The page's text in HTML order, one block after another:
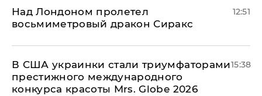
Над Лондоном пролетел
восьмиметровый дракон Сиракс
12:51
В США украинки стали триумфаторами
престижного международного
конкурса красоты Mrs. Globe 2026
15:38